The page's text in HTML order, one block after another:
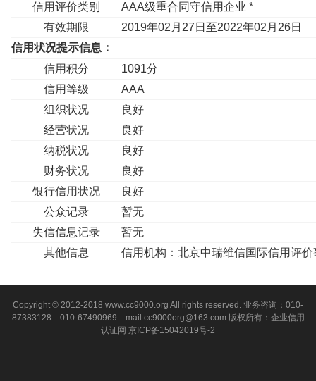
信用评价类别
AAA级重合同守信用企业 *
有效期限
2019年02月27日至2022年02月26日
信用状况提示信息：
信用积分
1091分
信用等级
AAA
组织状况
良好
经营状况
良好
纳税状况
良好
财务状况
良好
银行信用状况
良好
公众记录
暂无
失信信息记录
暂无
其他信息
信用机构：北京中瑞维信国际信用评
Copyright © 2012-2018 www.cc9000.org All rights reserved. 业务咨询：010-
87383128 010-67490969 mail:cc9000org@163.com 版权所有：企业信用
认证网 京ICP备15042019号-2